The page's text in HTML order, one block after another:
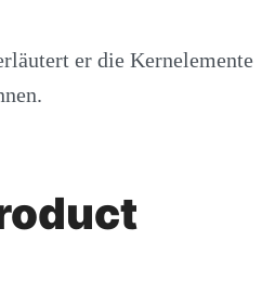
er die Kernelemente